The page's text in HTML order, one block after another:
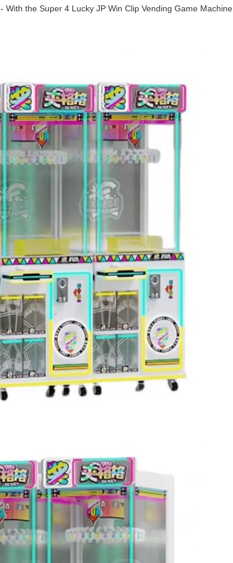
- With the Super 4 Lucky JP Win Clip Vending Game Machine